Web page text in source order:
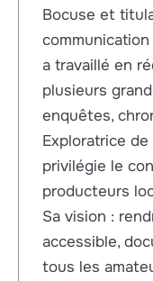
Bocuse et
a travaillé en
plusieurs
enquêtes,
Exploratrice
privilégie le
producteurs
Sa vision :
accessible,
tous les